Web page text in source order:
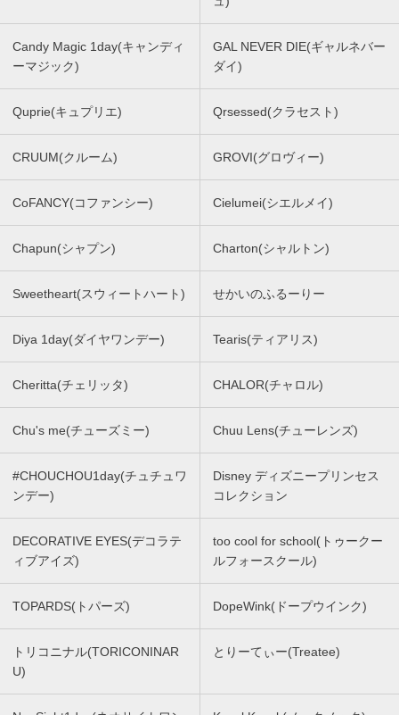
Candy Magic 1day(キャンディ
ーマジック)
GAL NEVER DIE(ギャルネバー
ダイ)
Quprie(キュプリエ) Qrsessed(クラセスト)
CRUUM(クルーム) GROVI(グロヴィー)
CoFANCY(コファンシー) Cielumei(シエルメイ)
Chapun(シャプン) Charton(シャルトン)
Sweetheart(スウィートハート) せかいのふるーりー
Diya 1day(ダイヤワンデー) Tearis(ティアリス)
Cheritta(チェリッタ) CHALOR(チャロル)
Chu's me(チューズミー) Chuu Lens(チューレンズ)
#CHOUCHOU1day(チュチュワ
ンデー)
Disney ディズニープリンセス
コレクション
DECORATIVE EYES(デコラテ
ィブアイズ)
too cool for school(トゥークー
ルフォースクール)
TOPARDS(トパーズ) DopeWink(ドープウインク)
トリコニナル(TORICONINAR
U)
とりーてぃー(Treatee)